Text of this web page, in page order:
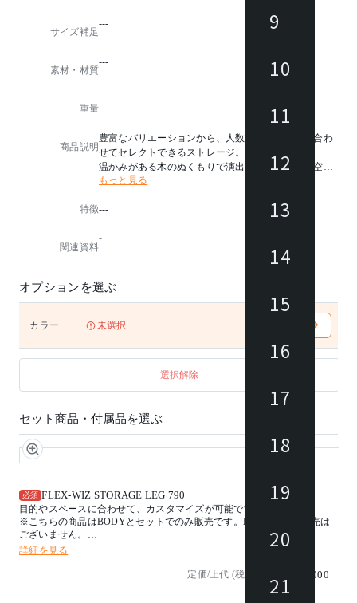
サイズ補足
---
素材・材質
---
重量
---
商品説明
豊富なバリエーションから、人数や個々の目的に合わ
せてセレクトできるストレージ。
温かみがある木のぬくもりで演出するナチュラル空間
、シンプルで洗練されたスチールが演出するモダンで
従来の個別ストレージとしてだけではなく、空間を仕
レキシビリティ溢れるワークスペースを実現します。
ロッカーは投函口付きで、フリーアドレスオフィスで
目的やスペースに合わせて、カスタマイズが可能です
。
※こちらの商品はLEGとセットでのみ販売です。BOD
※ダイヤル錠付き
もっと見る
特徴---
関連資料
-
オプションを選ぶ
カラー 未選択
選択解除
セット商品・付属品を選ぶ
必須 FLEX-WIZ STORAGE LEG 790
目的やスペースに合わせて、カスタマイズが可能です。
※こちらの商品はBODYとセットでのみ販売です。LEG単体での販売は
ございません。
詳細を見る
定価/上代 (税抜) ¥24,000
9
10
11
12
13
14
15
16
17
18
19
20
21